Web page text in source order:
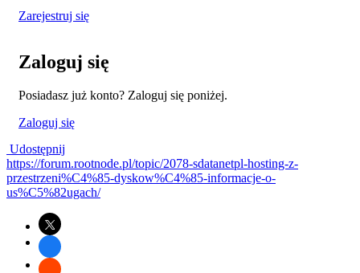
Zarejestruj się
Zaloguj się
Posiadasz już konto? Zaloguj się poniżej.
Zaloguj się
Udostępnij
https://forum.rootnode.pl/topic/2078-sdatanetpl-hosting-z-
przestrzeni%C4%85-dyskow%C4%85-informacje-o-
us%C5%82ugach/